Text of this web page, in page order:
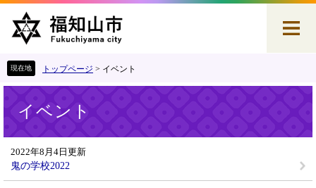
本
トップページ > イベント
イベント
2022年8月4日更新
鬼の学校2022